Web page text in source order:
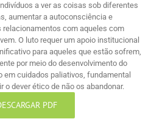
a ver as coisas sob diferentes
aumentar a autoconsciência e
relacionamentos com aqueles com
O luto requer um apoio institucional
para aqueles que estão sofrem,
por meio do desenvolvimento do
em cuidados paliativos, fundamental
o dever ético de não os abandonar.
PDF